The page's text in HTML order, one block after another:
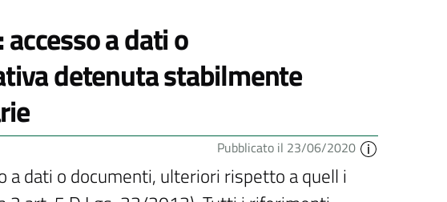
a dati o
detenuta stabilmente
Pubblicato il 23/06/2020
dati o documenti, ulteriori rispetto a quell i